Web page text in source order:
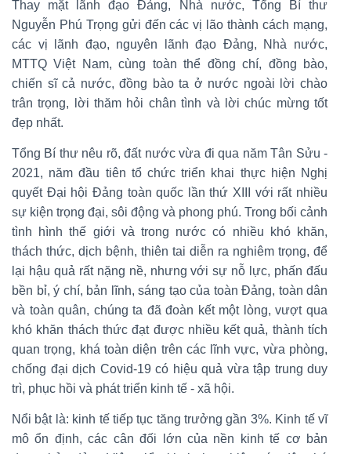
Thay mặt lãnh đạo Đảng, Nhà nước, Tổng Bí thư
Nguyễn Phú Trọng gửi đến các vị lão thành cách mạng,
các vị lãnh đạo, nguyên lãnh đạo Đảng, Nhà nước,
MTTQ Việt Nam, cùng toàn thể đồng chí, đồng bào,
chiến sĩ cả nước, đồng bào ta ở nước ngoài lời chào
trân trọng, lời thăm hỏi chân tình và lời chúc mừng tốt
đẹp nhất.
Tổng Bí thư nêu rõ, đất nước vừa đi qua năm Tân Sửu -
2021, năm đầu tiên tổ chức triển khai thực hiện Nghị
quyết Đại hội Đảng toàn quốc lần thứ XIII với rất nhiều
sự kiện trọng đại, sôi động và phong phú. Trong bối cảnh
tình hình thế giới và trong nước có nhiều khó khăn,
thách thức, dịch bệnh, thiên tai diễn ra nghiêm trọng, để
lại hậu quả rất nặng nề, nhưng với sự nỗ lực, phấn đấu
bền bỉ, ý chí, bản lĩnh, sáng tạo của toàn Đảng, toàn dân
và toàn quân, chúng ta đã đoàn kết một lòng, vượt qua
khó khăn thách thức đạt được nhiều kết quả, thành tích
quan trọng, khá toàn diện trên các lĩnh vực, vừa phòng,
chống đại dịch Covid-19 có hiệu quả vừa tập trung duy
trì, phục hồi và phát triển kinh tế - xã hội.
Nổi bật là: kinh tế tiếp tục tăng trưởng gần 3%. Kinh tế vĩ
mô ổn định, các cân đối lớn của nền kinh tế cơ bản